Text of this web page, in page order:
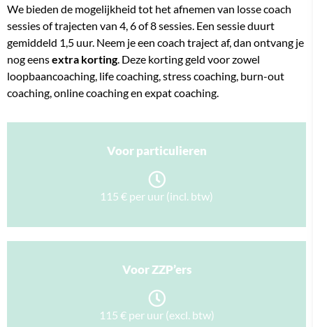
We bieden de mogelijkheid tot het afnemen van losse coach
sessies of trajecten van 4, 6 of 8 sessies. Een sessie duurt
gemiddeld 1,5 uur. Neem je een coach traject af, dan ontvang je
nog eensextra korting. Deze korting geld voor zowel
loopbaancoaching, life coaching, stress coaching, burn-out
coaching, online coaching en expat coaching.
Voor particulieren
115 € per uur (incl. btw)
Voor ZZP’ers
115 € per uur (excl. btw)